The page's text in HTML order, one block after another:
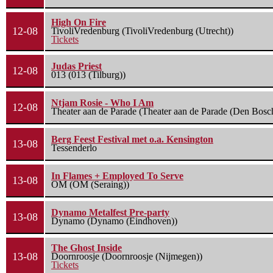
12-08
High On Fire
TivoliVredenburg (TivoliVredenburg (Utrecht))
Tickets
12-08
Judas Priest
013 (013 (Tilburg))
12-08
Ntjam Rosie - Who I Am
Theater aan de Parade (Theater aan de Parade (Den
13-08
Berg Feest Festival met o.a. Kensington
Tessenderlo
13-08
In Flames + Employed To Serve
OM (OM (Seraing))
13-08
Dynamo Metalfest Pre-party
Dynamo (Dynamo (Eindhoven))
13-08
The Ghost Inside
Doornroosje (Doornroosje (Nijmegen))
Tickets